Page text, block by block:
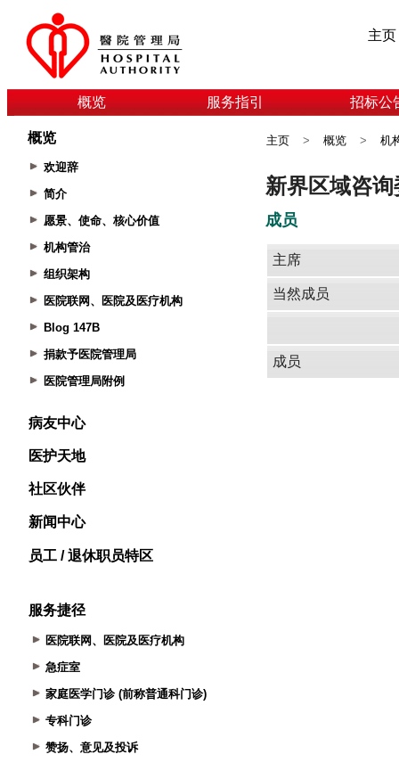
主页
概览 服务指引 招标公
概览
欢迎辞
简介
愿景、使命、核心价值
机构管治
组织架构
医院联网、医院及医疗机构
Blog 147B
捐款予医院管理局
医院管理局附例
病友中心
医护天地
社区伙伴
新闻中心
员工 / 退休职员特区
服务捷径
医院联网、医院及医疗机构
急症室
家庭医学门诊 (前称普通科门诊)
专科门诊
赞扬、意见及投诉
主页 > 概览 > 机